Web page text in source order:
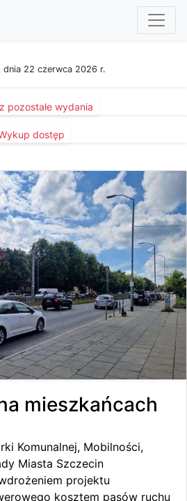
dnia 22 czerwca 2026 r.
pozostałe wydania
dostęp
mieszkańcach
Komunalnej, Mobilności,
Miasta Szczecin
projektu
kosztem pasów ruchu